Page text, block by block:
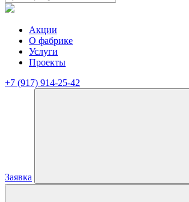
Акции
О фабрике
Услуги
Проекты
+7 (917) 914-25-42
Заявка